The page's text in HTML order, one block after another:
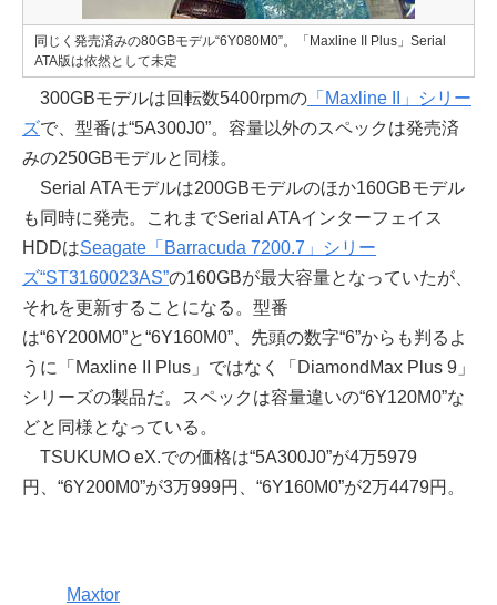
同じく発売済みの80GBモデル“6Y080M0”。「Maxline II Plus」Serial
ATA版は依然として未定
300GBモデルは回転数5400rpmの 「Maxline II」シリー
ズで、型番は“5A300J0”。容量以外のスペックは発売済
みの250GBモデルと同様。
Serial ATAモデルは200GBモデルのほか160GBモデル
も同時に発売。これまでSerial ATAインターフェイス
HDDはSeagate「Barracuda 7200.7」シリー
ズ“ST3160023AS”の160GBが最大容量となっていたが、
それを更新することになる。型番
は“6Y200M0”と“6Y160M0”、先頭の数字“6”からも判るよ
うに「Maxline II Plus」ではなく「DiamondMax Plus 9」
シリーズの製品だ。スペックは容量違いの“6Y120M0”な
どと同様となっている。
TSUKUMO eX.での価格は“5A300J0”が4万5979
円、“6Y200M0”が3万999円、“6Y160M0”が2万4479円。
Maxtor